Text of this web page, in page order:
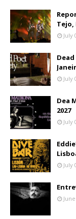
Tejo,
July
July
Dea
2027
July
July